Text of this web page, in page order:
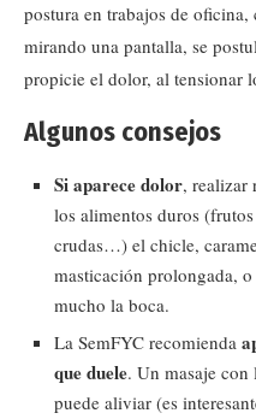
postura en trabajos de
mirando una pantalla, se
propicie el dolor, al tensionar
Algunos consejos
Si aparece dolor, realizar
los alimentos duros
crudas…) el chicle,
masticación prolongada,
mucho la boca.
La SemFYC recomienda
que duele. Un masaje
puede aliviar (es